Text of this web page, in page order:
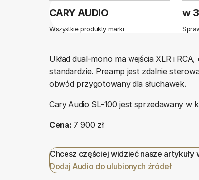
CARY AUDIO
Wszystkie produkty marki
w
Układ dual-mono ma wejścia XLR i
standardzie. Preamp jest zdalnie
obwód przygotowany dla słuchawek.
Cary Audio SL-100 jest sprzedawany w
Cena: 7 900 zł
Chcesz częściej widzieć nasze artykuły
Dodaj Audio do ulubionych źródeł